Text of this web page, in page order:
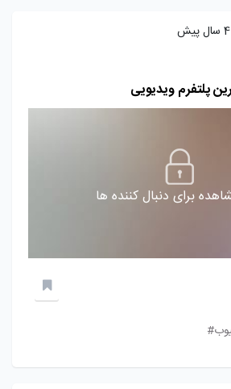
4 سال پیش
پلتفرم ویدیویی
برای دنبال کننده ها